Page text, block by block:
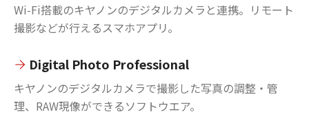
Wi-Fi搭載のキヤノンのデジタルカメラと連携。リモート
撮影などが行えるスマホアプリ。
Digital Photo Professional
キヤノンのデジタルカメラで撮影した写真の調整・管
理、RAW現像ができるソフトウエア。